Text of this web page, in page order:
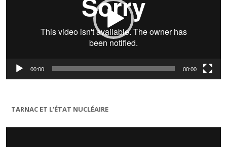
00:00 00:00
TARNAC ET L’ÉTAT NUCLÉAIRE
Lecteur